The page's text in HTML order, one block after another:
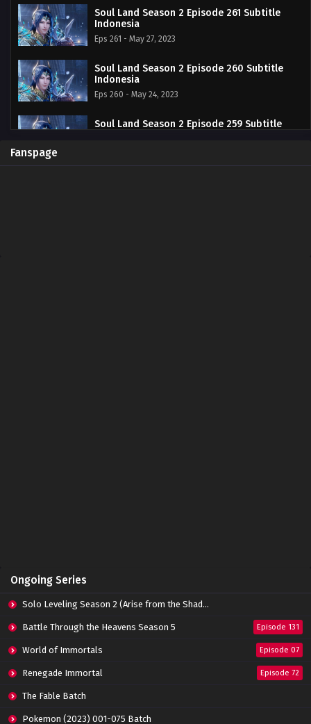
Soul Land Season 2 Episode 261 Subtitle
Indonesia
Eps 261 - May 27, 2023
Soul Land Season 2 Episode 260 Subtitle
Indonesia
Eps 260 - May 24, 2023
Soul Land Season 2 Episode 259 Subtitle
Eps 251 - March 25, 2023
Soul Land Season 2 Episode 250 Subtitle
Eps 250 - March 18, 2023
Soul Land Season 2 Episode 249 Subtitle
Fanspage
Ongoing Series
Solo Leveling Season 2 (Arise from the Shadow)
Battle Through the Heavens Season 5 Episode 131
World of Immortals Episode 07
Renegade Immortal Episode 72
The Fable Batch
Pokemon (2023) 001-075 Batch